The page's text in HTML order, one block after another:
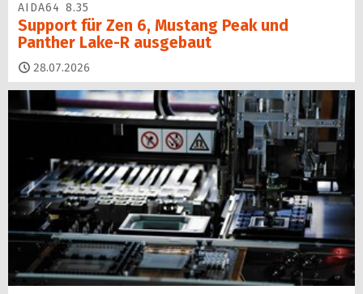
AIDA64 8.35
Support für Zen 6, Mustang Peak und
Panther Lake-R ausgebaut
28.07.2026